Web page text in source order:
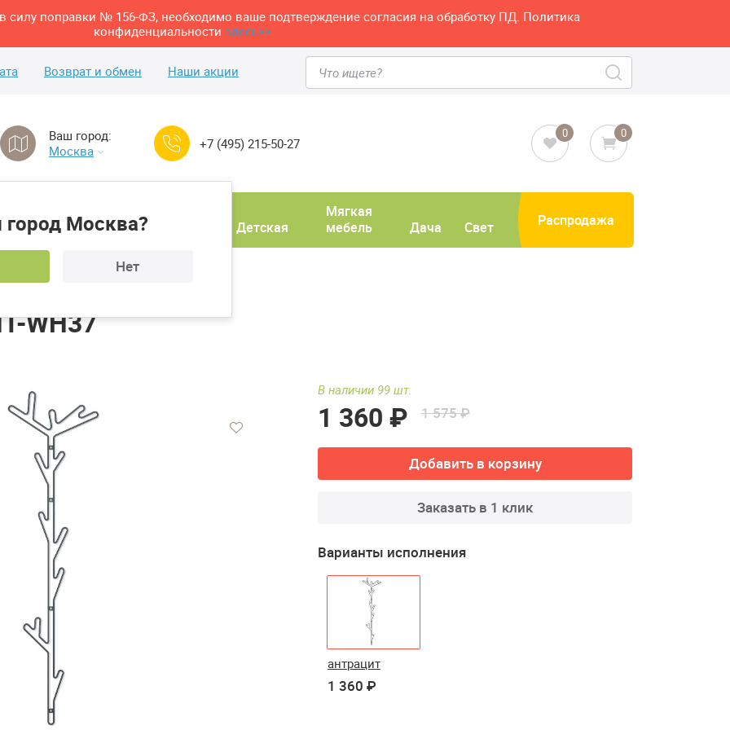
силу поправки № 156-ФЗ, необходимо ваше подтверждение согласия на обработку ПД. Политика
конфиденциальности здесь>>
Возврат и обмен Наши акции
Ваш город:
Москва
Москва?
Нет
+7 (495) 215-50-27
0 0
кабинет
Детская
Мягкая
мебель
Дача Свет Распродажа
Sheffilton SHT-WH37
WH37
В наличии 99 шт.
1 360 ₽ 1 575 ₽
Добавить в корзину
Заказать в 1 клик
Варианты исполнения
антрацит
1 360 ₽